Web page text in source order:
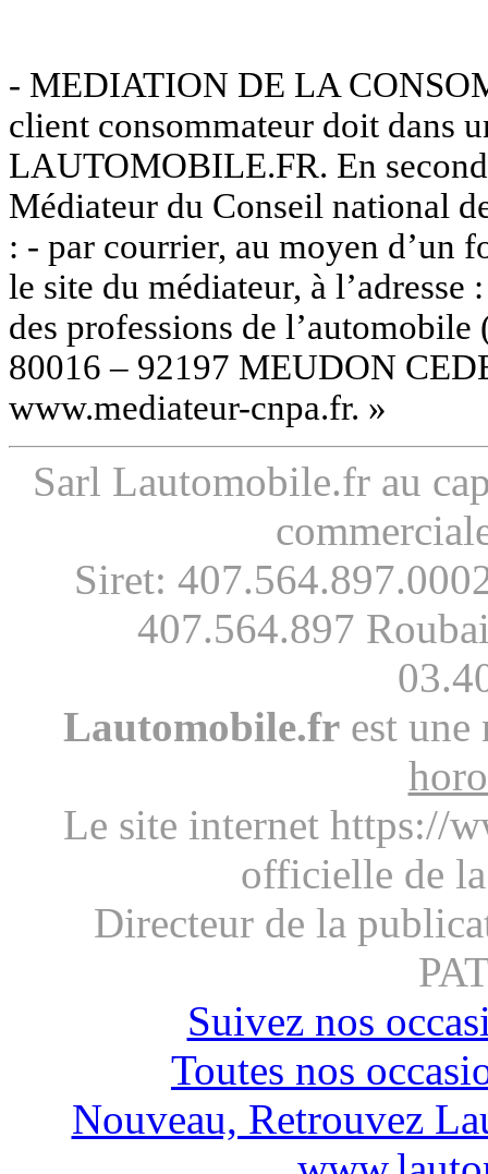
- MEDIATION DE LA
client consommateur doit dans
LAUTOMOBILE.FR. En second
Médiateur du Conseil national
: - par courrier, au moyen d’un
le site du médiateur, à
des professions de
80016 – 92197 MEUDON
www.mediateur-cnpa.fr. »
Sarl Lautomobile.fr au
Siret:
407.564.897
Lautomobile.fr est une
Le site internet https://
officielle de
Directeur de la
Suivez nos
Toutes nos
Nouveau, Retrouvez